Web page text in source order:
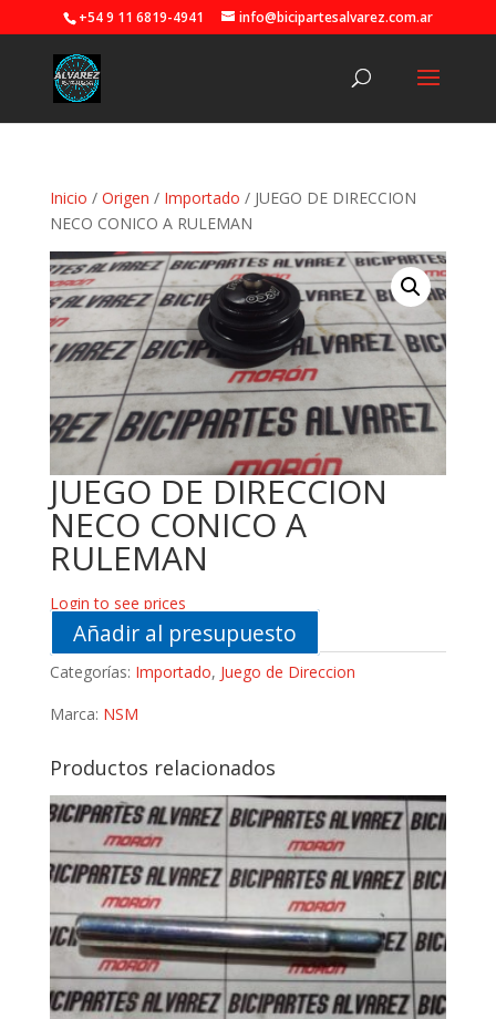
+54 9 11 6819-4941 info@bicipartesalvarez.com.ar
Inicio / Origen / Importado / JUEGO DE DIRECCION
NECO CONICO A RULEMAN
JUEGO DE DIRECCION
NECO CONICO A
RULEMAN
Login to see prices
Añadir al presupuesto
Categorías: Importado, Juego de Direccion
Marca: NSM
Productos relacionados